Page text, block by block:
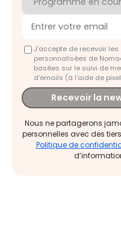
J'accepte de recevoir
personnalisées de
basées sur le suivi de
d'emails (à l’aide de
Recevoir la
Nous ne partagerons
personnelles avec des
Politique de